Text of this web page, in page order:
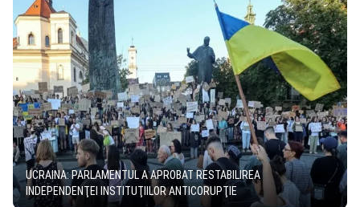
UCRAINA: PARLAMENTUL A APROBAT RESTABILIREA
INDEPENDENŢEI INSTITUŢIILOR ANTICORUPŢIE